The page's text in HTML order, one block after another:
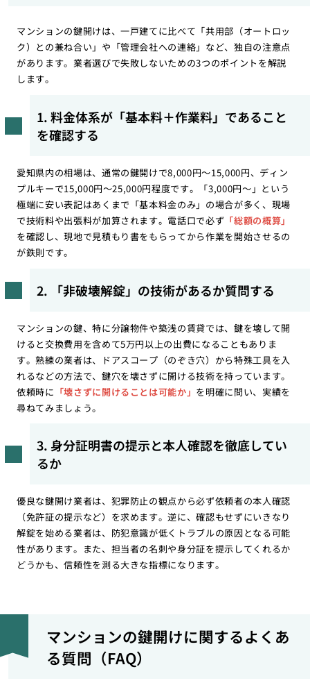
マンションの鍵開けは、一戸建てに比べて「共用部（オートロッ
ク）との兼ね合い」や「管理会社への連絡」など、独自の注意点
があります。業者選びで失敗しないための3つのポイントを解説
します。
1. 料金体系が「基本料＋作業料」であること
を確認する
愛知県内の相場は、通常の鍵開けで8,000円〜15,000円、ディン
プルキーで15,000円〜25,000円程度です。「3,000円〜」という
極端に安い表記はあくまで「基本料金のみ」の場合が多く、現場
で技術料や出張料が加算されます。電話口で必ず 「総額の概算」
を確認し、現地で見積もり書をもらってから作業を開始させるの
が鉄則です。
2. 「非破壊解錠」の技術があるか質問する
マンションの鍵、特に分譲物件や築浅の賃貸では、鍵を壊して開
けると交換費用を含めて5万円以上の出費になることもありま
す。熟練の業者は、ドアスコープ（のぞき穴）から特殊工具を入
れるなどの方法で、鍵穴を壊さずに開ける技術を持っています。
依頼時に 「壊さずに開けることは可能か」 を明確に問い、実績を
尋ねてみましょう。
3. 身分証明書の提示と本人確認を徹底してい
るか
優良な鍵開け業者は、犯罪防止の観点から必ず依頼者の本人確認
（免許証の提示など）を求めます。逆に、確認もせずにいきなり
解錠を始める業者は、防犯意識が低くトラブルの原因となる可能
性があります。また、担当者の名刺や身分証を提示してくれるか
どうかも、信頼性を測る大きな指標になります。
マンションの鍵開けに関するよくあ
る質問（FAQ）